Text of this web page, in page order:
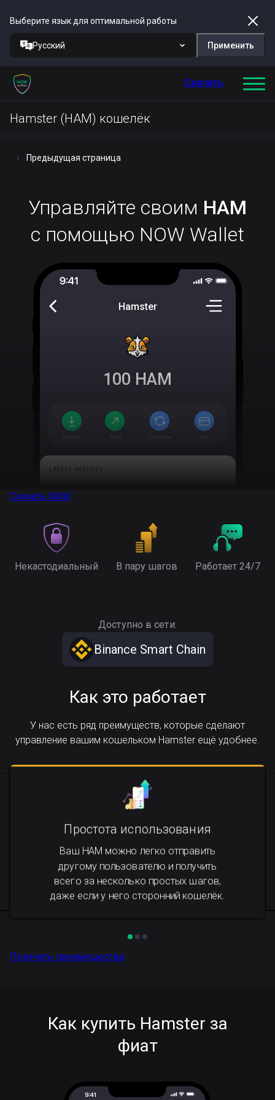
Выберите язык для оптимальной работы
Русский Применить
Скачать
Hamster (HAM) кошелёк
Предыдущая страница
Управляйте своим HAM
с помощью NOW Wallet
Hamster
100 HAM
Скачать NOW
Некастодиальный В пару шагов Работает 24/7
Доступно в сети:
Binance Smart Chain
Как это работает
У нас есть ряд преимуществ, которые сделают
управление вашим кошельком Hamster ещё удобнее.
Простота использования
Ваш HAM можно легко отправить
другому пользователю и получить
всего за несколько простых шагов,
даже если у него сторонний кошелёк.
Получить преимущества
Как купить Hamster за
фиат